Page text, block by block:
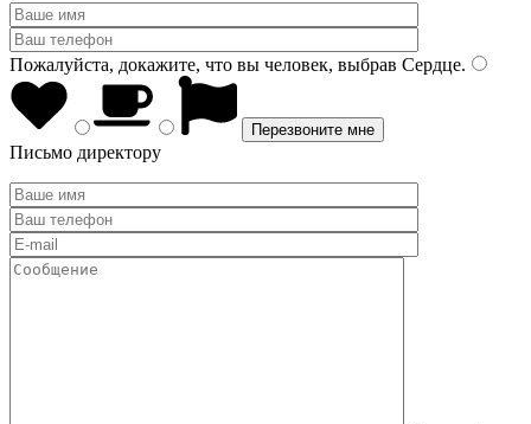
Пожалуйста, докажите, что вы человек, выбрав Сердце.
Письмо директору